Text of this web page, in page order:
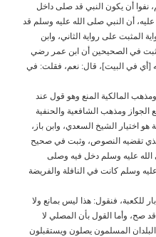
نفوا أن يكون النبي قد صلى داخل
أن النبي صلى الله عليه وسلم قد
المثبت على رواية الثاني، وابن
ثبت في الصحيحين أن ابن عمر رضي
[أي في البيت]، قال: نعم، فقلت: في
المالكية المنع وهو قول عند
الجواز ومذهب الشافعية والحنفية
هو اختيار الشيخ السعدي، وابن باز،
الذي تقضيه النصوص، وثبت في صحيح
عليه وسلم دخل فيه وصلى
وسلم كانت في النافلة والفريضة
للكعبة، فنقول: هذا ليس بمانع ولا
صح، وأما القول بأن المصلي لا
المسلمون يصلون ويستقبلون